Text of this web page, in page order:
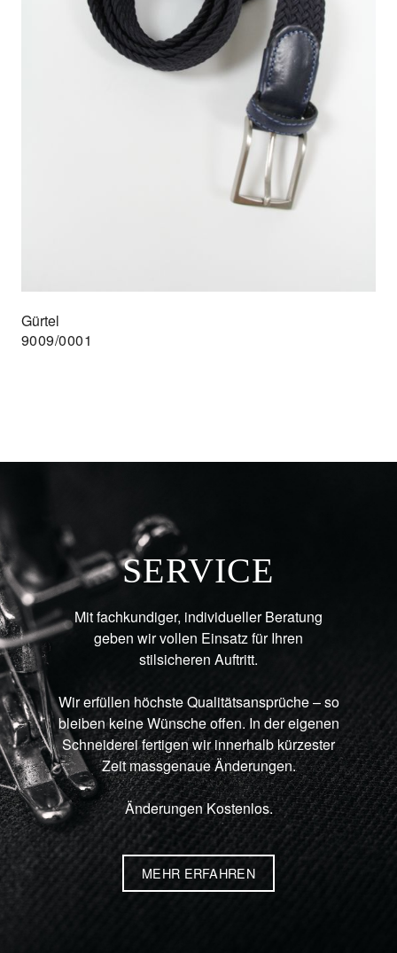
Gürtel
9009/0001
SERVICE
Mit fachkundiger, individueller Beratung
geben wir vollen Einsatz für Ihren
stilsicheren Auftritt.
Wir erfüllen höchste Qualitätsansprüche – so
bleiben keine Wünsche offen. In der eigenen
Schneiderei fertigen wir innerhalb kürzester
Zeit massgenaue Änderungen.
Änderungen Kostenlos.
MEHR ERFAHREN